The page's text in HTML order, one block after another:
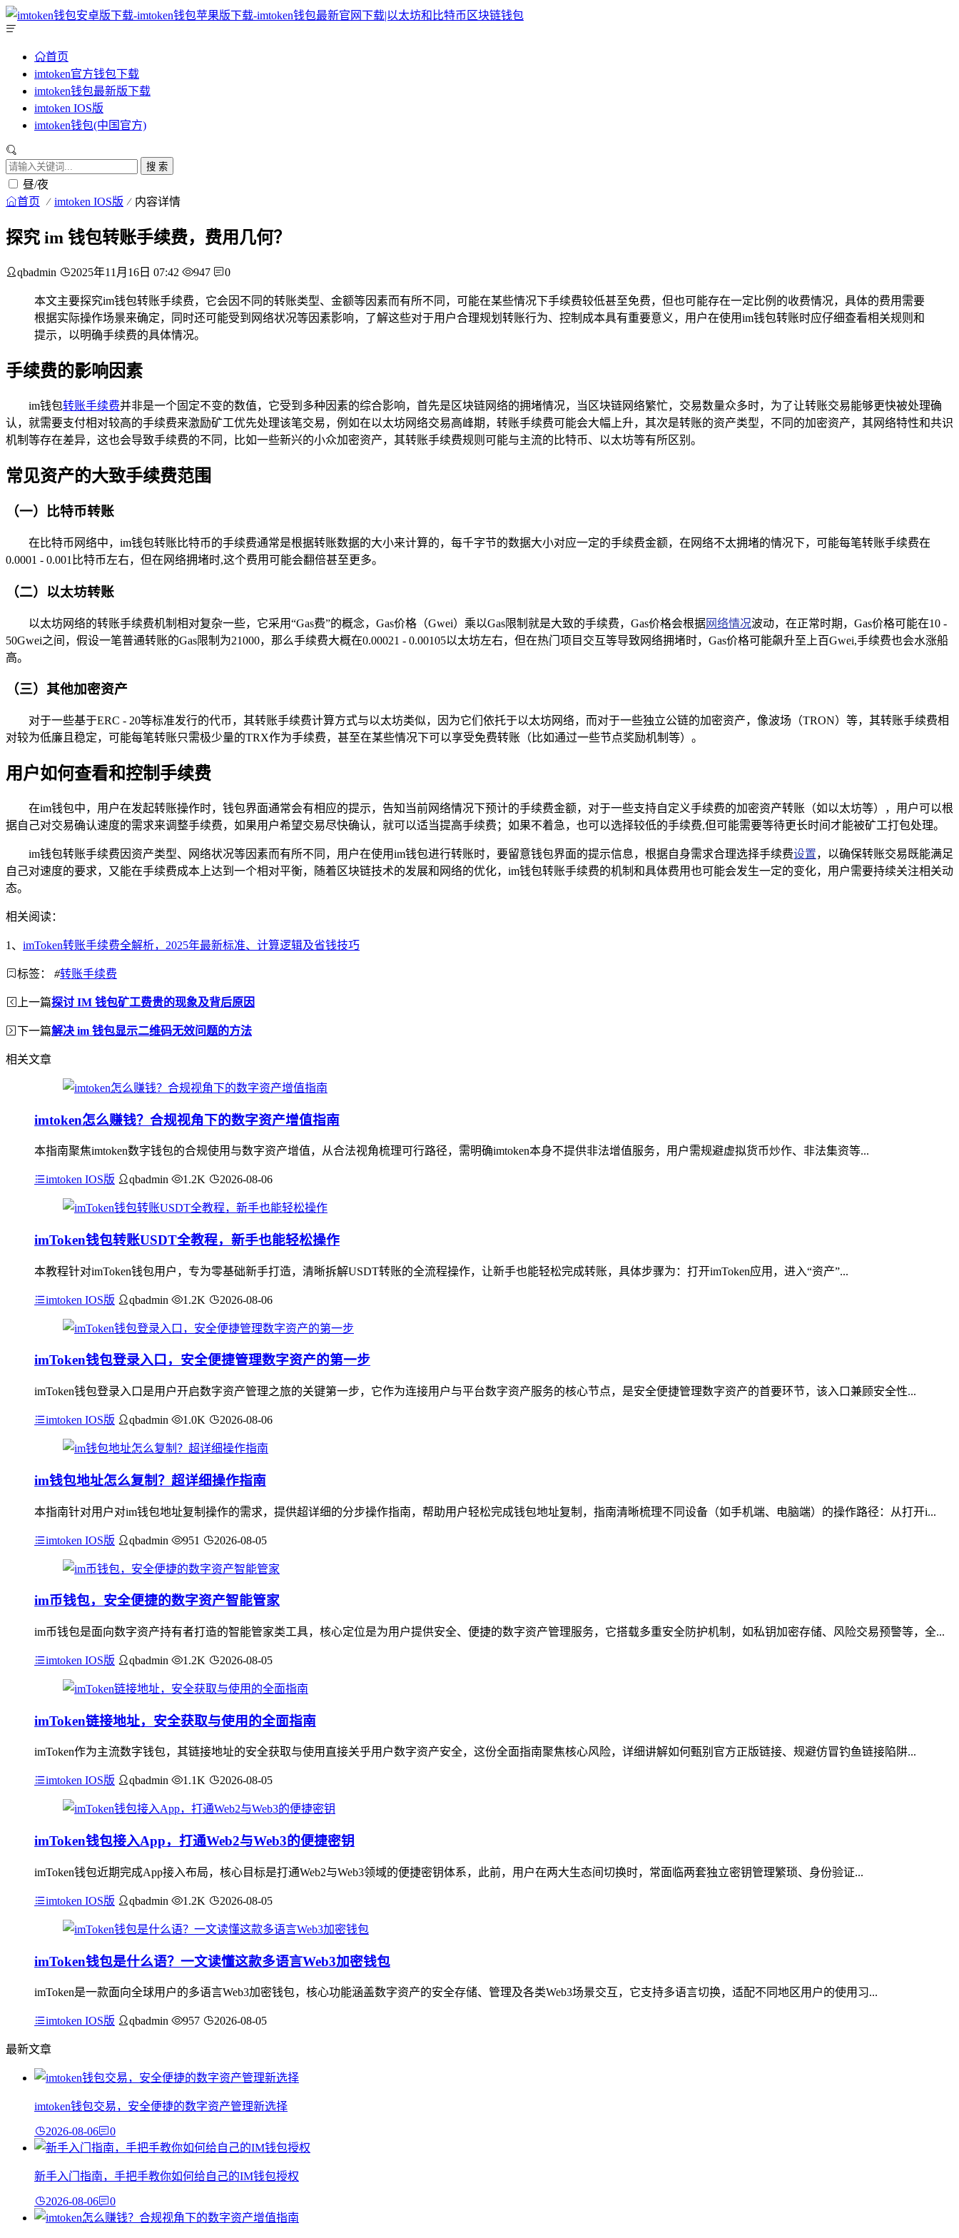
首页
imtoken官方钱包下载
imtoken钱包最新版下载
imtoken IOS版
imtoken钱包(中国官方)
搜 索
昼/夜
首页 imtoken IOS版 内容详情
探究 im 钱包转账手续费，费用几何？
qbadmin 2025年11月16日 07:42 947 0
本文主要探究im钱包转账手续费，它会因不同的转账类型、金额等因素而有所不同，可能在某些情况下手续费较低甚至免费，但也可能存在一定比例的收费情况，具体的费用需要
根据实际操作场景来确定，同时还可能受到网络状况等因素影响，了解这些对于用户合理规划转账行为、控制成本具有重要意义，用户在使用im钱包转账时应仔细查看相关规则和
提示，以明确手续费的具体情况。
手续费的影响因素
im钱包转账手续费并非是一个固定不变的数值，它受到多种因素的综合影响，首先是区块链网络的拥堵情况，当区块链网络繁忙，交易数量众多时，为了让转账交易能够更快被处理确
认，就需要支付相对较高的手续费来激励矿工优先处理该笔交易，例如在以太坊网络交易高峰期，转账手续费可能会大幅上升，其次是转账的资产类型，不同的加密资产，其网络特性和共识
机制等存在差异，这也会导致手续费的不同，比如一些新兴的小众加密资产，其转账手续费规则可能与主流的比特币、以太坊等有所区别。
常见资产的大致手续费范围
（一）比特币转账
在比特币网络中，im钱包转账比特币的手续费通常是根据转账数据的大小来计算的，每千字节的数据大小对应一定的手续费金额，在网络不太拥堵的情况下，可能每笔转账手续费在
0.0001 - 0.001比特币左右，但在网络拥堵时,这个费用可能会翻倍甚至更多。
（二）以太坊转账
以太坊网络的转账手续费机制相对复杂一些，它采用“Gas费”的概念，Gas价格（Gwei）乘以Gas限制就是大致的手续费，Gas价格会根据网络情况波动，在正常时期，Gas价格可能在10 -
50Gwei之间，假设一笔普通转账的Gas限制为21000，那么手续费大概在0.00021 - 0.00105以太坊左右，但在热门项目交互等导致网络拥堵时，Gas价格可能飙升至上百Gwei,手续费也会水涨船
高。
（三）其他加密资产
对于一些基于ERC - 20等标准发行的代币，其转账手续费计算方式与以太坊类似，因为它们依托于以太坊网络，而对于一些独立公链的加密资产，像波场（TRON）等，其转账手续费相
对较为低廉且稳定，可能每笔转账只需极少量的TRX作为手续费，甚至在某些情况下可以享受免费转账（比如通过一些节点奖励机制等）。
用户如何查看和控制手续费
在im钱包中，用户在发起转账操作时，钱包界面通常会有相应的提示，告知当前网络情况下预计的手续费金额，对于一些支持自定义手续费的加密资产转账（如以太坊等），用户可以根
据自己对交易确认速度的需求来调整手续费，如果用户希望交易尽快确认，就可以适当提高手续费；如果不着急，也可以选择较低的手续费,但可能需要等待更长时间才能被矿工打包处理。
im钱包转账手续费因资产类型、网络状况等因素而有所不同，用户在使用im钱包进行转账时，要留意钱包界面的提示信息，根据自身需求合理选择手续费设置，以确保转账交易既能满足
自己对速度的要求，又能在手续费成本上达到一个相对平衡，随着区块链技术的发展和网络的优化，im钱包转账手续费的机制和具体费用也可能会发生一定的变化，用户需要持续关注相关动
态。
相关阅读：
1、 imToken转账手续费全解析，2025年最新标准、计算逻辑及省钱技巧
标签： #转账手续费
上一篇探讨 IM 钱包矿工费贵的现象及背后原因
下一篇解决 im 钱包显示二维码无效问题的方法
相关文章
imtoken怎么赚钱？合规视角下的数字资产增值指南
本指南聚焦imtoken数字钱包的合规使用与数字资产增值，从合法视角梳理可行路径，需明确imtoken本身不提供非法增值服务，用户需规避虚拟货币炒作、非法集资等...
imtoken IOS版 qbadmin 1.2K 2026-08-06
imToken钱包转账USDT全教程，新手也能轻松操作
本教程针对imToken钱包用户，专为零基础新手打造，清晰拆解USDT转账的全流程操作，让新手也能轻松完成转账，具体步骤为：打开imToken应用，进入“资产”...
imtoken IOS版 qbadmin 1.2K 2026-08-06
imToken钱包登录入口，安全便捷管理数字资产的第一步
imToken钱包登录入口是用户开启数字资产管理之旅的关键第一步，它作为连接用户与平台数字资产服务的核心节点，是安全便捷管理数字资产的首要环节，该入口兼顾安全性...
imtoken IOS版 qbadmin 1.0K 2026-08-06
im钱包地址怎么复制？超详细操作指南
本指南针对用户对im钱包地址复制操作的需求，提供超详细的分步操作指南，帮助用户轻松完成钱包地址复制，指南清晰梳理不同设备（如手机端、电脑端）的操作路径：从打开i...
imtoken IOS版 qbadmin 951 2026-08-05
im币钱包，安全便捷的数字资产智能管家
im币钱包是面向数字资产持有者打造的智能管家类工具，核心定位是为用户提供安全、便捷的数字资产管理服务，它搭载多重安全防护机制，如私钥加密存储、风险交易预警等，全...
imtoken IOS版 qbadmin 1.2K 2026-08-05
imToken链接地址，安全获取与使用的全面指南
imToken作为主流数字钱包，其链接地址的安全获取与使用直接关乎用户数字资产安全，这份全面指南聚焦核心风险，详细讲解如何甄别官方正版链接、规避仿冒钓鱼链接陷阱...
imtoken IOS版 qbadmin 1.1K 2026-08-05
imToken钱包接入App，打通Web2与Web3的便捷密钥
imToken钱包近期完成App接入布局，核心目标是打通Web2与Web3领域的便捷密钥体系，此前，用户在两大生态间切换时，常面临两套独立密钥管理繁琐、身份验证...
imtoken IOS版 qbadmin 1.2K 2026-08-05
imToken钱包是什么语？一文读懂这款多语言Web3加密钱包
imToken是一款面向全球用户的多语言Web3加密钱包，核心功能涵盖数字资产的安全存储、管理及各类Web3场景交互，它支持多语言切换，适配不同地区用户的使用习...
imtoken IOS版 qbadmin 957 2026-08-05
最新文章
imtoken钱包交易，安全便捷的数字资产管理新选择
2026-08-06 0
新手入门指南，手把手教你如何给自己的IM钱包授权
2026-08-06 0